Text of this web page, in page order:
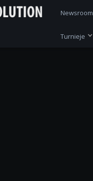
Newsroom
Turnieje